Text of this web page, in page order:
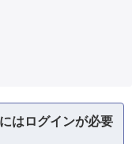
はログインが必要